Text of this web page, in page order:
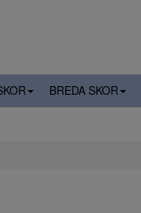
BREDA SKOR